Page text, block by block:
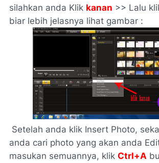
silahkan anda Klik kanan >> Lalu
biar lebih jelasnya lihat gambar :
Setelah anda klik Insert Photo,
anda cari photo yang akan anda
masukan semuannya, klik Ctrl+A